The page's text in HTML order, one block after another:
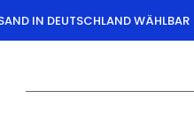
IN DEUTSCHLAND WÄHLBAR